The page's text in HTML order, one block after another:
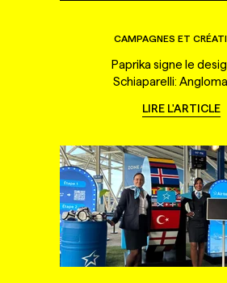
CAMPAGNES ET
Paprika signe le
Schiaparelli:
LIRE L'ARTICLE